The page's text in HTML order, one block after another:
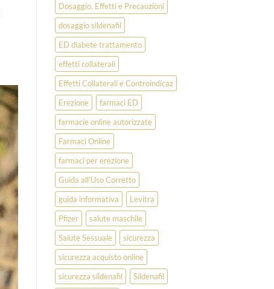
Dosaggio, Effetti e Precauzioni
dosaggio sildenafil
ED diabete trattamento
effetti collaterali
Effetti Collaterali e Controindicaz
Erezione
farmaci ED
farmacie online autorizzate
Farmaci Online
farmaci per erezione
Guida all'Uso Corretto
guida informativa
Levitra
Pfizer
salute maschile
Salute Sessuale
sicurezza
sicurezza acquisto online
sicurezza sildenafil
Sildenafil